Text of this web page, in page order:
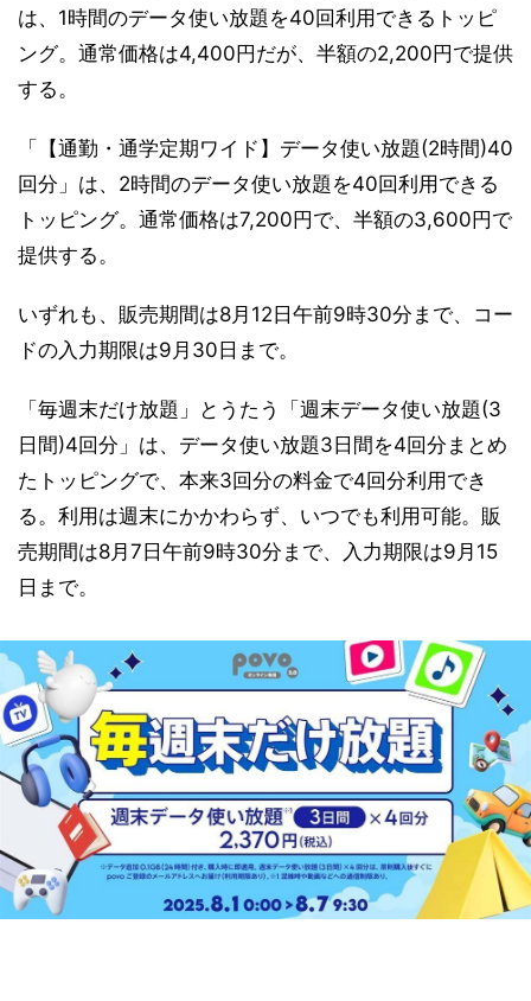
は、1時間のデータ使い放題を40回利用できるトッピ
ング。通常価格は4,400円だが、半額の2,200円で提供
する。
「【通勤・通学定期ワイド】データ使い放題(2時間)40
回分」は、2時間のデータ使い放題を40回利用できる
トッピング。通常価格は7,200円で、半額の3,600円で
提供する。
いずれも、販売期間は8月12日午前9時30分まで、コー
ドの入力期限は9月30日まで。
「毎週末だけ放題」とうたう「週末データ使い放題(3
日間)4回分」は、データ使い放題3日間を4回分まとめ
たトッピングで、本来3回分の料金で4回分利用でき
る。利用は週末にかかわらず、いつでも利用可能。販
売期間は8月7日午前9時30分まで、入力期限は9月15
日まで。